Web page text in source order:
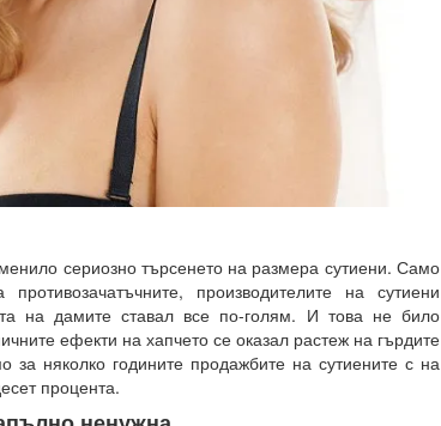
сериозно търсенето на размера сутиени. Само
производителите на сутиени
на дамите ставал все по-голям. И това не било
ефекти на хапчето се оказал растеж на гърдите
за няколко годините продажбите на сутиените с на
процента.